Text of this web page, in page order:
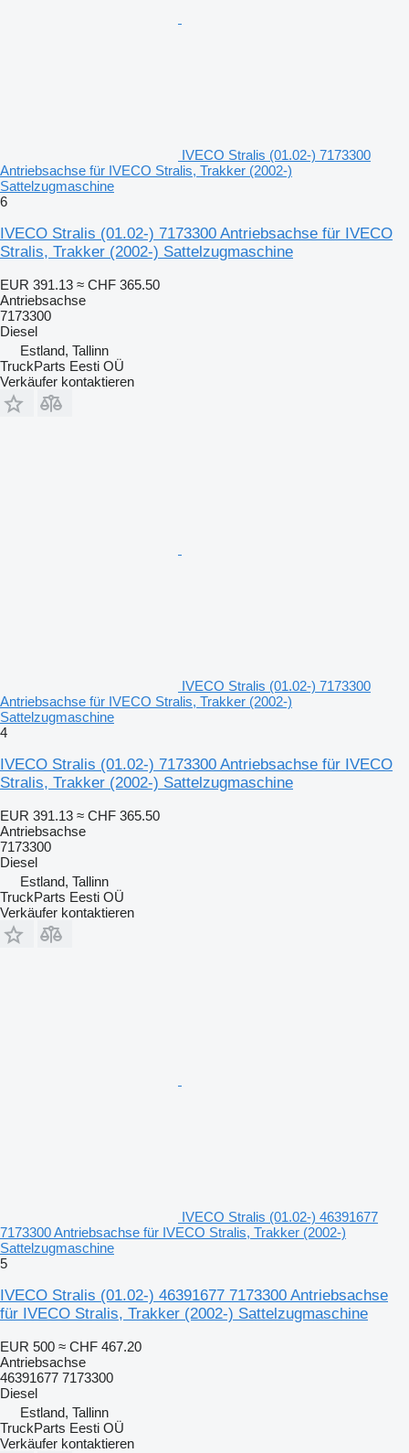
IVECO Stralis (01.02-) 7173300
Antriebsachse für IVECO Stralis, Trakker (2002-)
Sattelzugmaschine
6
IVECO Stralis (01.02-) 7173300 Antriebsachse für IVECO
Stralis, Trakker (2002-) Sattelzugmaschine
EUR 391.13 ≈ CHF 365.50
Antriebsachse
7173300
Diesel
Estland, Tallinn
TruckParts Eesti OÜ
Verkäufer kontaktieren
IVECO Stralis (01.02-) 7173300
Antriebsachse für IVECO Stralis, Trakker (2002-)
Sattelzugmaschine
4
IVECO Stralis (01.02-) 7173300 Antriebsachse für IVECO
Stralis, Trakker (2002-) Sattelzugmaschine
EUR 391.13 ≈ CHF 365.50
Antriebsachse
7173300
Diesel
Estland, Tallinn
TruckParts Eesti OÜ
Verkäufer kontaktieren
IVECO Stralis (01.02-) 46391677
7173300 Antriebsachse für IVECO Stralis, Trakker (2002-)
Sattelzugmaschine
5
IVECO Stralis (01.02-) 46391677 7173300 Antriebsachse
für IVECO Stralis, Trakker (2002-) Sattelzugmaschine
EUR 500 ≈ CHF 467.20
Antriebsachse
46391677 7173300
Diesel
Estland, Tallinn
TruckParts Eesti OÜ
Verkäufer kontaktieren